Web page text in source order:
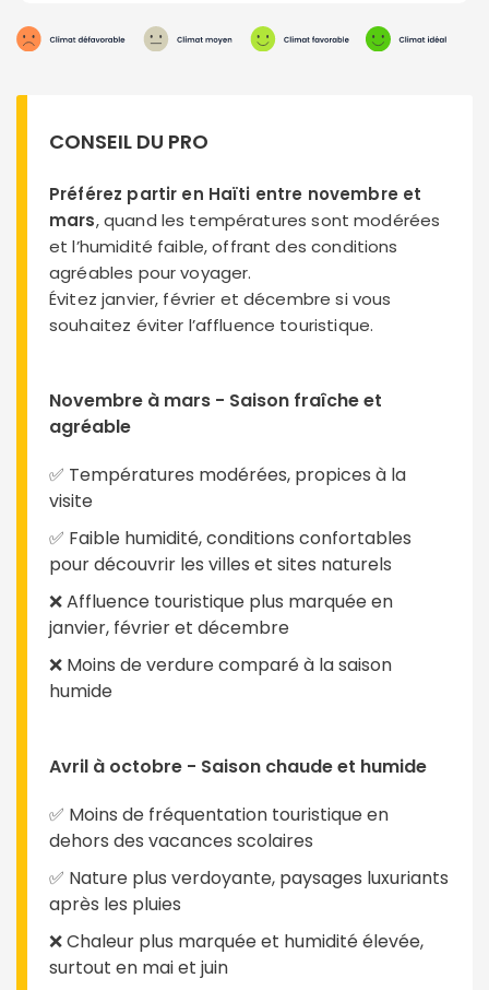
CONSEIL DU PRO
Préférez partir en Haïti entre novembre et
mars, quand les températures sont modérées
et l’humidité faible, offrant des conditions
agréables pour voyager.
Évitez janvier, février et décembre si vous
souhaitez éviter l’affluence touristique.
Novembre à mars - Saison fraîche et
agréable
✅ Températures modérées, propices à la
visite
✅ Faible humidité, conditions confortables
pour découvrir les villes et sites naturels
❌ Affluence touristique plus marquée en
janvier, février et décembre
❌ Moins de verdure comparé à la saison
humide
Avril à octobre - Saison chaude et humide
✅ Moins de fréquentation touristique en
dehors des vacances scolaires
✅ Nature plus verdoyante, paysages luxuriants
après les pluies
❌ Chaleur plus marquée et humidité élevée,
surtout en mai et juin